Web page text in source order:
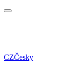
CZČesky